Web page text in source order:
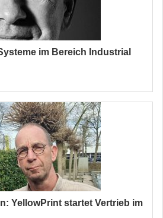
im Bereich Industrial
YellowPrint startet Vertrieb im